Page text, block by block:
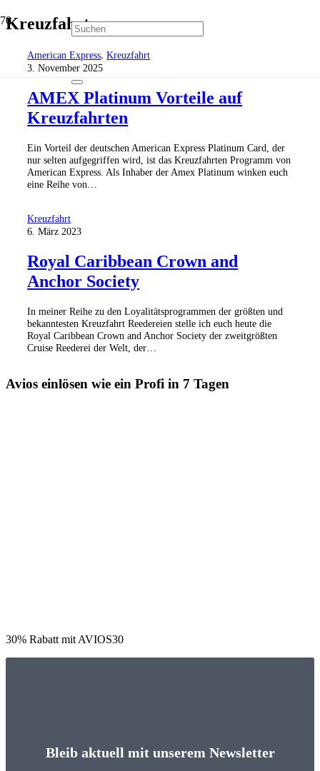
Kreuzfahrt
American Express,Kreuzfahrt
3. November 2025
AMEX Platinum Vorteile auf
Kreuzfahrten
Ein Vorteil der deutschen American Express Platinum Card, der
nur selten aufgegriffen wird, ist das Kreuzfahrten Programm von
American Express. Als Inhaber der Amex Platinum winken euch
eine Reihe von…
Kreuzfahrt
6. März 2023
Royal Caribbean Crown and
Anchor Society
In meiner Reihe zu den Loyalitätsprogrammen der größten und
bekanntesten Kreuzfahrt Reedereien stelle ich euch heute die
Royal Caribbean Crown and Anchor Society der zweitgrößten
Cruise Reederei der Welt, der…
Avios einlösen wie ein Profi in 7 Tagen
30% Rabatt mit AVIOS30
Bleib aktuell mit unserem Newsletter